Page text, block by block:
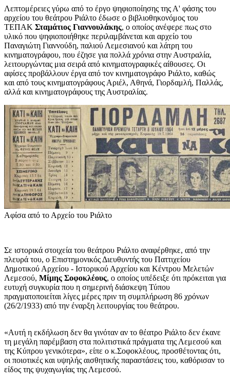
Λεπτομέρειες γύρω από το έργο ψηφιοποίησης της Α' φάσης του
αρχείου του θεάτρου Ριάλτο έδωσε ο βιβλιοθηκονόμος του
ΤΕΠΑΚ Σταμάτιος Γιαννουλάκης, ο οποίος ανέφερε πως στο
υλικό που ψηφιοποιήθηκε περιλαμβάνεται και αρχείο του
Παναγιώτη Γιαννούδη, παλιού Λεμεσιανού και λάτρη του
κινηματογράφου, που έζησε για πολλά χρόνια στην Αυστραλία,
λειτουργώντας μια σειρά από κινηματογραφικές αίθουσες. Οι
αφίσες προβάλλουν έργα από τον κινηματογράφο Ριάλτο, καθώς
και από τους κινηματογράφους Αριέλ, Αθηνά, Γιορδαμλή, Παλλάς,
αλλά και κινηματογράφους της Αυστραλίας.
Αφίσα από το Αρχείο του Ριάλτο
Σε ιστορικά στοιχεία του θεάτρου Ριάλτο αναφέρθηκε, από την
πλευρά του, ο Επιστημονικός Διευθυντής του Παττιχείου
Δημοτικού Αρχείου - Ιστορικού Αρχείου και Κέντρου Μελετών
Λεμεσού, Μίμης Σοφοκλέους, ο οποίος υπέδειξε ότι πρόκειται για
ευτυχή συγκυρία που η σημερινή διάσκεψη Τύπου
πραγματοποιείται λίγες μέρες πριν τη συμπλήρωση 86 χρόνων
(26/2/1933) από την έναρξη λειτουργίας του θεάτρου.
«Αυτή η εκδήλωση δεν θα γινόταν αν το θέατρο Ριάλτο δεν έκανε
τη μεγάλη παρέμβαση στα πολιτιστικά πράγματα της Λεμεσού και
της Κύπρου γενικότερα», είπε ο κ.Σοφοκλέους, προσθέτοντας ότι,
οι ποιοτικές και υψηλής αισθητικής παραστάσεις του, καθόρισαν το
είδος της ψυχαγωγίας της Λεμεσού.